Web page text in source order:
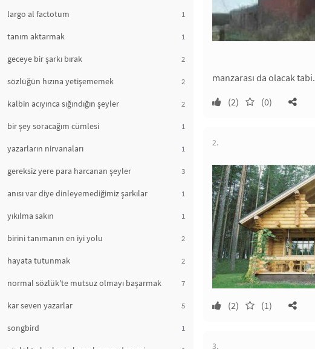
largo al factotum 1
tanım aktarmak 1
geceye bir şarkı bırak 2
sözlüğün hızına yetişememek 2
kalbin acıyınca sığındığın şeyler 2
bir şey soracağım cümlesi 1
yazarların nirvanaları 1
gereksiz yere para harcanan şeyler 3
anısı var diye dinleyemediğimiz şarkılar 1
yıkılma sakın 1
birini tanımanın en iyi yolu 2
hayata tutunmak 2
normal sözlük'te mutsuz olmayı başarmak 7
kar seven yazarlar 5
songbird 1
manzarası da olacak tabi.
(2)
(0)
2.
(2) (1)
3.